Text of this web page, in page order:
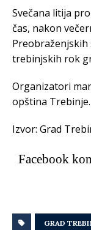
Svečana litija
čas, nakon
Preobraženjskih
trebinjskih rok
Organizatori
opština Trebinje.
Izvor: Grad
Facebook
GRAD